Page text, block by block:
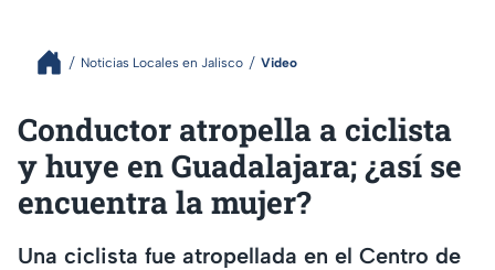
Noticias Locales en Jalisco Video
Conductor atropella a ciclista
y huye en Guadalajara; ¿así se
encuentra la mujer?
Una ciclista fue atropellada en el Centro de